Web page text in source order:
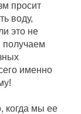
просит
воду,
это не
получаем
именно
когда мы ее